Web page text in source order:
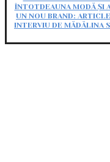
ÎNTOTDEAUNA MODĂ ȘI
UN NOU BRAND:
INTERVIU DE MĂDĂLINA